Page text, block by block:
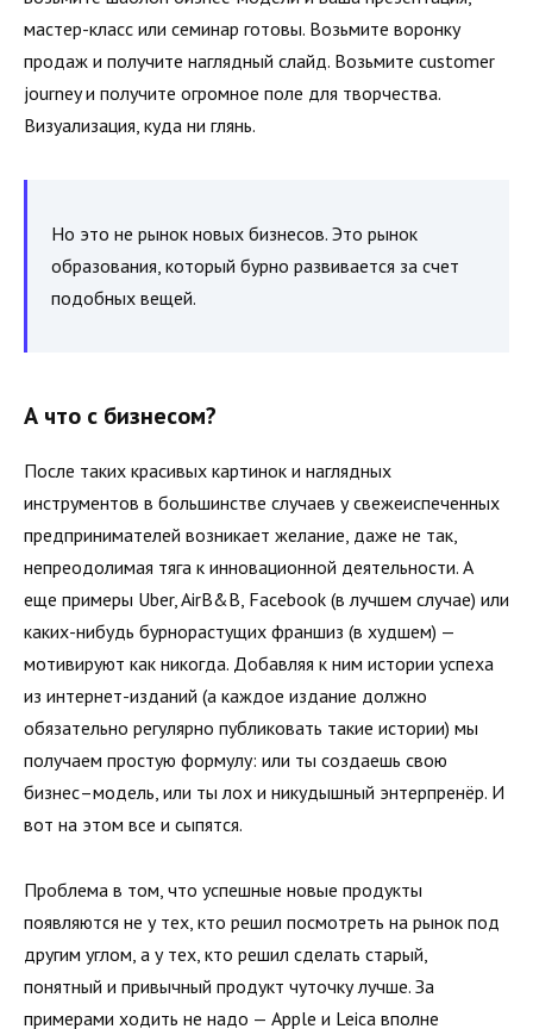
мастер-класс или семинар готовы. Возьмите воронку
продаж и получите наглядный слайд. Возьмите customer
journey и получите огромное поле для творчества.
Визуализация, куда ни глянь.
Но это не рынок новых бизнесов. Это рынок
образования, который бурно развивается за счет
подобных вещей.
А что с бизнесом?
После таких красивых картинок и наглядных
инструментов в большинстве случаев у свежеиспеченных
предпринимателей возникает желание, даже не так,
непреодолимая тяга к инновационной деятельности. А
еще примеры Uber, AirB&B, Facebook (в лучшем случае) или
каких-нибудь бурнорастущих франшиз (в худшем) —
мотивируют как никогда. Добавляя к ним истории успеха
из интернет-изданий (а каждое издание должно
обязательно регулярно публиковать такие истории) мы
получаем простую формулу: или ты создаешь свою
бизнес–модель, или ты лох и никудышный энтерпренёр. И
вот на этом все и сыпятся.
Проблема в том, что успешные новые продукты
появляются не у тех, кто решил посмотреть на рынок под
другим углом, а у тех, кто решил сделать старый,
понятный и привычный продукт чуточку лучше. За
примерами ходить не надо — Apple и Leica вполне